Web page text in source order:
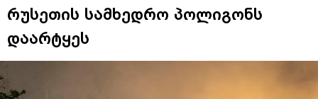
რუსეთის სამხედრო პოლიგონს
დაარტყეს